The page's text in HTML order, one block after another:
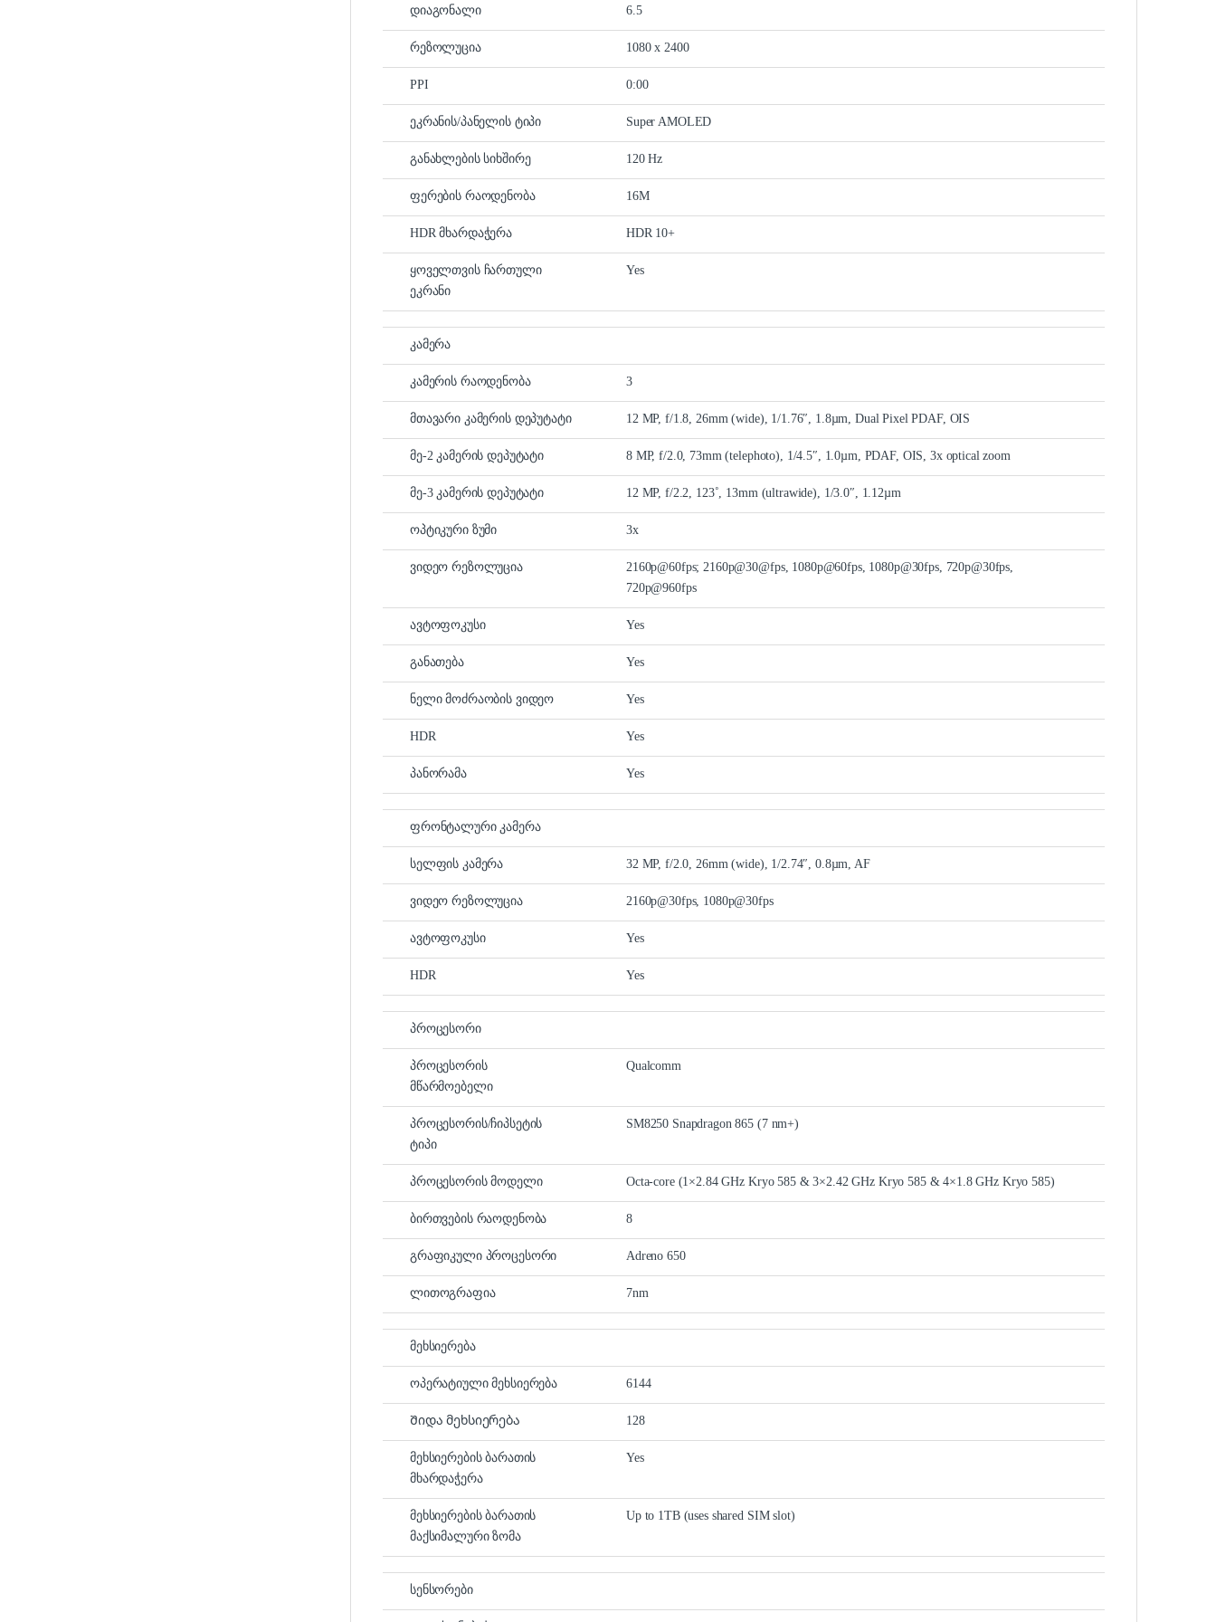
დიაგონალი 6.5
რეზოლუცია 1080 x 2400
PPI 0:00
ეკრანის/პანელის ტიპი Super AMOLED
განახლების სიხშირე 120 Hz
ფერების რაოდენობა 16M
HDR მხარდაჭერა HDR 10+
ყოველთვის ჩართული
ეკრანი
Yes
კამერა
კამერის რაოდენობა 3
მთავარი კამერის დეპუტატი 12 MP, f/1.8, 26mm (wide), 1/1.76″, 1.8µm, Dual Pixel PDAF, OIS
მე-2 კამერის დეპუტატი 8 MP, f/2.0, 73mm (telephoto), 1/4.5″, 1.0µm, PDAF, OIS, 3x optical zoom
მე-3 კამერის დეპუტატი 12 MP, f/2.2, 123˚, 13mm (ultrawide), 1/3.0″, 1.12µm
ოპტიკური ზუმი 3x
ვიდეო რეზოლუცია
2160p@60fps; 2160p@30@fps, 1080p@60fps, 1080p@30fps, 720p@30fps,
720p@960fps
ავტოფოკუსი Yes
განათება Yes
ნელი მოძრაობის ვიდეო Yes
HDR Yes
პანორამა Yes
ფრონტალური კამერა
სელფის კამერა 32 MP, f/2.0, 26mm (wide), 1/2.74″, 0.8µm, AF
ვიდეო რეზოლუცია 2160p@30fps, 1080p@30fps
ავტოფოკუსი Yes
HDR Yes
პროცესორი
პროცესორის
მწარმოებელი
Qualcomm
პროცესორის/ჩიპსეტის
ტიპი
SM8250 Snapdragon 865 (7 nm+)
პროცესორის მოდელი Octa-core (1×2.84 GHz Kryo 585 & 3×2.42 GHz Kryo 585 & 4×1.8 GHz Kryo 585)
ბირთვების რაოდენობა 8
გრაფიკული პროცესორი Adreno 650
ლითოგრაფია 7nm
მეხსიერება
ოპერატიული მეხსიერება 6144
Შიდა მეხსიერება 128
მეხსიერების ბარათის
მხარდაჭერა
Yes
მეხსიერების ბარათის
მაქსიმალური ზომა
Up to 1TB (uses shared SIM slot)
სენსორები